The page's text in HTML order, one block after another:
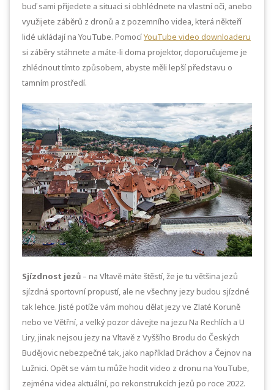
buď sami přijedete a situaci si obhlédnete na vlastní oči, anebo
využijete záběrů z dronů a z pozemního videa, která někteří
lidé ukládají na YouTube. PomocíYouTube video downloaderu
si záběry stáhnete a máte-li doma projektor, doporučujeme je
zhlédnout tímto způsobem, abyste měli lepší představu o
tamním prostředí.
Sjízdnost jezů – na Vltavě máte štěstí, že je tu většina jezů
sjízdná sportovní propustí, ale ne všechny jezy budou sjízdné
tak lehce. Jisté potíže vám mohou dělat jezy ve Zlaté Koruně
nebo ve Větřní, a velký pozor dávejte na jezu Na Rechlích a U
Liry, jinak nejsou jezy na Vltavě z Vyššího Brodu do Českých
Budějovic nebezpečné tak, jako například Dráchov a Čejnov na
Lužnici. Opět se vám tu může hodit video z dronu na YouTube,
zejména videa aktuální, po rekonstrukcích jezů po roce 2022.